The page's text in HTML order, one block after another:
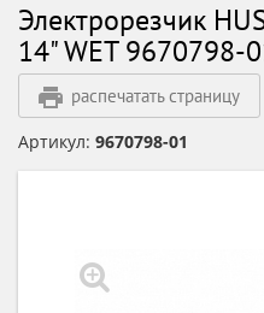
Электрорезчик
14" WET 9670798-
распечатать страницу
Артикул: 9670798-01